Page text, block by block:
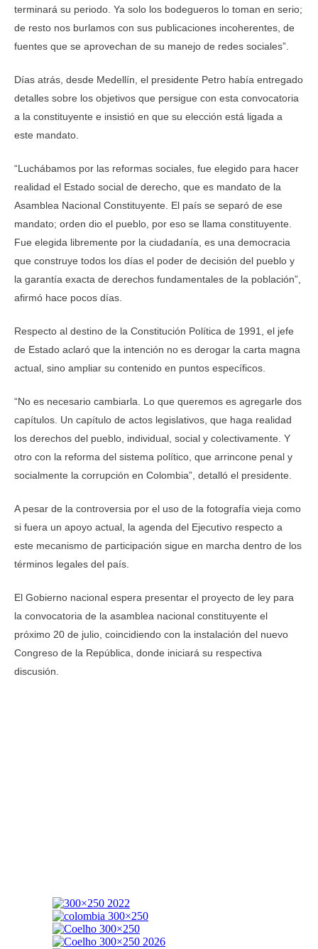
terminará su periodo. Ya solo los bodegueros lo toman en serio;
de resto nos burlamos con sus publicaciones incoherentes, de
fuentes que se aprovechan de su manejo de redes sociales”.
Días atrás, desde Medellín, el presidente Petro había entregado
detalles sobre los objetivos que persigue con esta convocatoria
a la constituyente e insistió en que su elección está ligada a
este mandato.
“Luchábamos por las reformas sociales, fue elegido para hacer
realidad el Estado social de derecho, que es mandato de la
Asamblea Nacional Constituyente. El país se separó de ese
mandato; orden dio el pueblo, por eso se llama constituyente.
Fue elegida libremente por la ciudadanía, es una democracia
que construye todos los días el poder de decisión del pueblo y
la garantía exacta de derechos fundamentales de la población”,
afirmó hace pocos días.
Respecto al destino de la Constitución Política de 1991, el jefe
de Estado aclaró que la intención no es derogar la carta magna
actual, sino ampliar su contenido en puntos específicos.
“No es necesario cambiarla. Lo que queremos es agregarle dos
capítulos. Un capítulo de actos legislativos, que haga realidad
los derechos del pueblo, individual, social y colectivamente. Y
otro con la reforma del sistema político, que arrincone penal y
socialmente la corrupción en Colombia”, detalló el presidente.
A pesar de la controversia por el uso de la fotografía vieja como
si fuera un apoyo actual, la agenda del Ejecutivo respecto a
este mecanismo de participación sigue en marcha dentro de los
términos legales del país.
El Gobierno nacional espera presentar el proyecto de ley para
la convocatoria de la asamblea nacional constituyente el
próximo 20 de julio, coincidiendo con la instalación del nuevo
Congreso de la República, donde iniciará su respectiva
discusión.